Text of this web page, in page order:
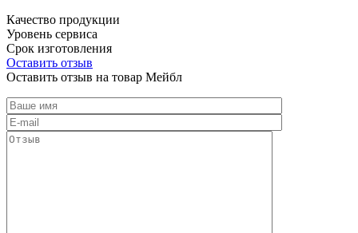
Качество продукции
Уровень сервиса
Срок изготовления
Оставить отзыв
Оставить отзыв на товар Мейбл